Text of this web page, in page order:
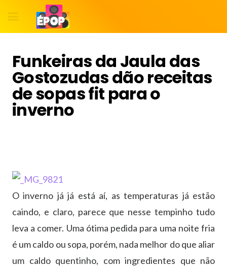
Funkeiras da Jaula das
Gostozudas dão receitas
de sopas fit para o
inverno
O inverno já já está aí, as temperaturas já estão
caindo, e claro, parece que nesse tempinho tudo
leva a comer. Uma ótima pedida para uma noite fria
é um caldo ou sopa, porém, nada melhor do que aliar
um caldo quentinho, com ingredientes que não